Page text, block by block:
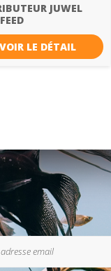
JUWEL
VOIR LE DÉTAIL